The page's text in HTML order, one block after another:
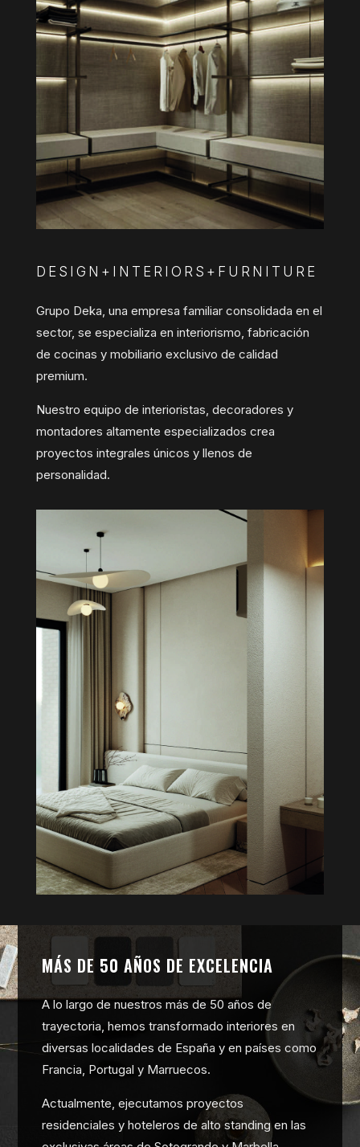
DESIGN+INTERIORS+FURNITURE
Grupo Deka, una empresa familiar consolidada en el
sector, se especializa en interiorismo, fabricación
de cocinas y mobiliario exclusivo de calidad
premium.
Nuestro equipo de interioristas, decoradores y
montadores altamente especializados crea
proyectos integrales únicos y llenos de
personalidad.
MÁS DE 50 AÑOS DE EXCELENCIA
A lo largo de nuestros más de 50 años de
trayectoria, hemos transformado interiores en
diversas localidades de España y en países como
Francia, Portugal y Marruecos.
Actualmente, ejecutamos proyectos
residenciales y hoteleros de alto standing en las